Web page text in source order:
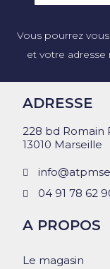
Vous pourrez
et votre adresse
ADRESSE
228 bd Romain
13010 Marseille
04 91 78 62
A PROPOS
Le magasin